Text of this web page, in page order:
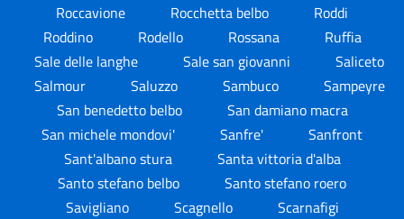
Roccavione
Rocchetta belbo
Roddi
Roddino
Rodello Rossana
Ruffia
Sale delle langhe
Sale san giovanni
Saliceto
Salmour
Saluzzo Sambuco
Sampeyre
San benedetto belbo
San damiano macra
San michele mondovi'
Sanfre'
Sanfront
Sant'albano stura
Santa vittoria d'alba
Santo stefano belbo
Santo stefano roero
Savigliano
Scagnello
Scarnafigi